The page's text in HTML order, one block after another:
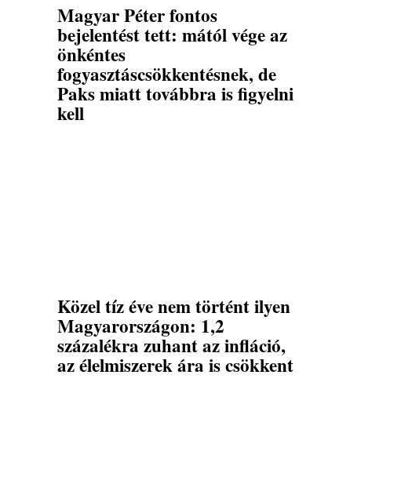
Magyar Péter fontos
bejelentést tett: mától vége az
önkéntes
fogyasztáscsökkentésnek, de
Paks miatt továbbra is figyelni
kell
Közel tíz éve nem történt ilyen
Magyarországon: 1,2
százalékra zuhant az infláció,
az élelmiszerek ára is csökkent